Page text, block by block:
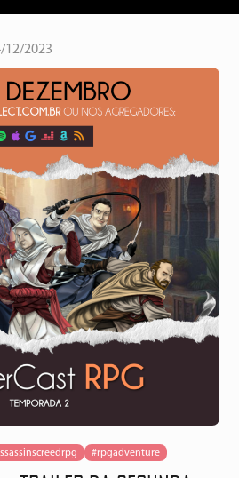
12/2023
#rpgadventure